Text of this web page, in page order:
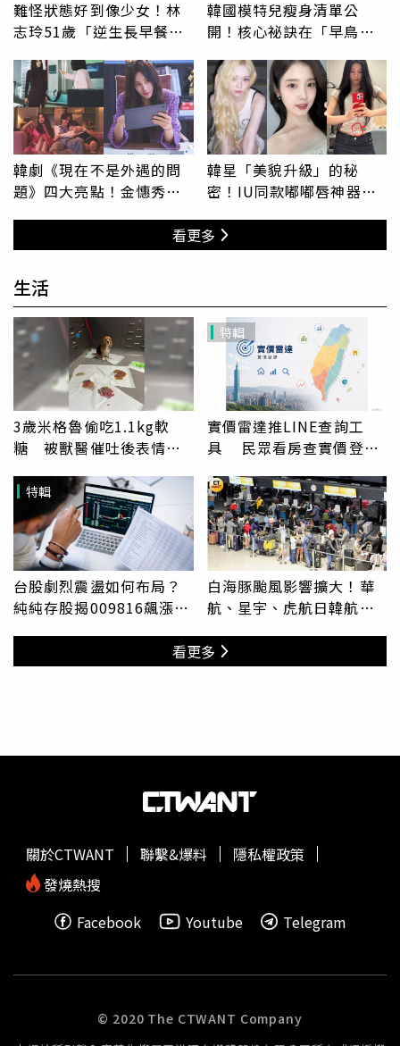
難怪狀態好到像少女！林
志玲51歲「逆生長早餐」
亮的極簡公式
韓國模特兒瘦身清單公
開！核心祕訣在「早鳥晚
授局部消贅肉運動
韓劇《現在不是外遇的問
題》四大亮點！金憓秀、
只是開胃菜，揭開豪門婚
姻背後的血腥密謀
韓星「美貌升級」的秘
密！IU同款嘟嘟唇神器、
造，加碼WONHEE愛用髮
膜公開！
看更多
生活
3歲米格魯偷吃1.1kg軟
糖 被獸醫催吐後表情好
特輯
實價雷達推LINE查詢工
具 民眾看房查實價登錄
特輯
台股劇烈震盪如何布局？
純純存股揭009816飆漲
白海豚颱風影響擴大！華
航、星宇、虎航日韓航班
看更多
關於CTWANT 聯繫&爆料
隱私權政策
發燒熱搜
Facebook
Youtube Telegram
© 2020 The CTWANT Company